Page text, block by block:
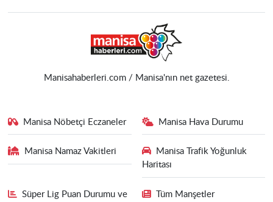
Manisahaberleri.com / Manisa'nın net gazetesi.
Manisa Nöbetçi Eczaneler Manisa Hava Durumu
Manisa Namaz Vakitleri
Manisa Trafik Yoğunluk
Haritası
Süper Lig Puan Durumu ve Tüm Manşetler